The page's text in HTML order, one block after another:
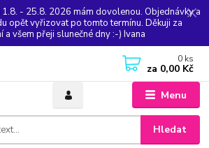
- 25.8. 2026 mám dovolenou. Objednávky a
opět vyřizovat po tomto termínu. Děkuji za
a všem přeji slunečné dny :-) Ivana
Menu
Hledat
0 ks
za 0,00 Kč